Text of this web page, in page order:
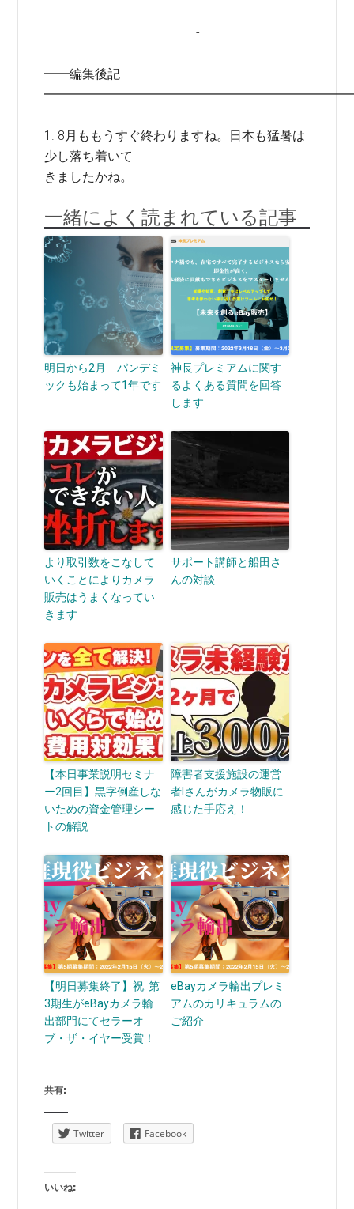
————————————————-
━━編集後記
1. 8月ももうすぐ終わりますね。日本も猛暑は
少し落ち着いて
きましたかね。
一緒によく読まれている記事
明日から2月 パンデミ
ックも始まって1年です
神長プレミアムに関す
るよくある質問を回答
します
より取引数をこなして
いくことによりカメラ
販売はうまくなってい
きます
サポート講師と船田さ
んの対談
【本日事業説明セミナ
ー2回目】黒字倒産しな
いための資金管理シー
トの解説
障害者支援施設の運営
者Iさんがカメラ物販に
感じた手応え！
【明日募集終了】祝: 第
3期生がeBayカメラ輸
出部門にてセラーオ
ブ・ザ・イヤー受賞！
eBayカメラ輸出プレミ
アムのカリキュラムの
ご紹介
共有:
Twitter Facebook
いいね: